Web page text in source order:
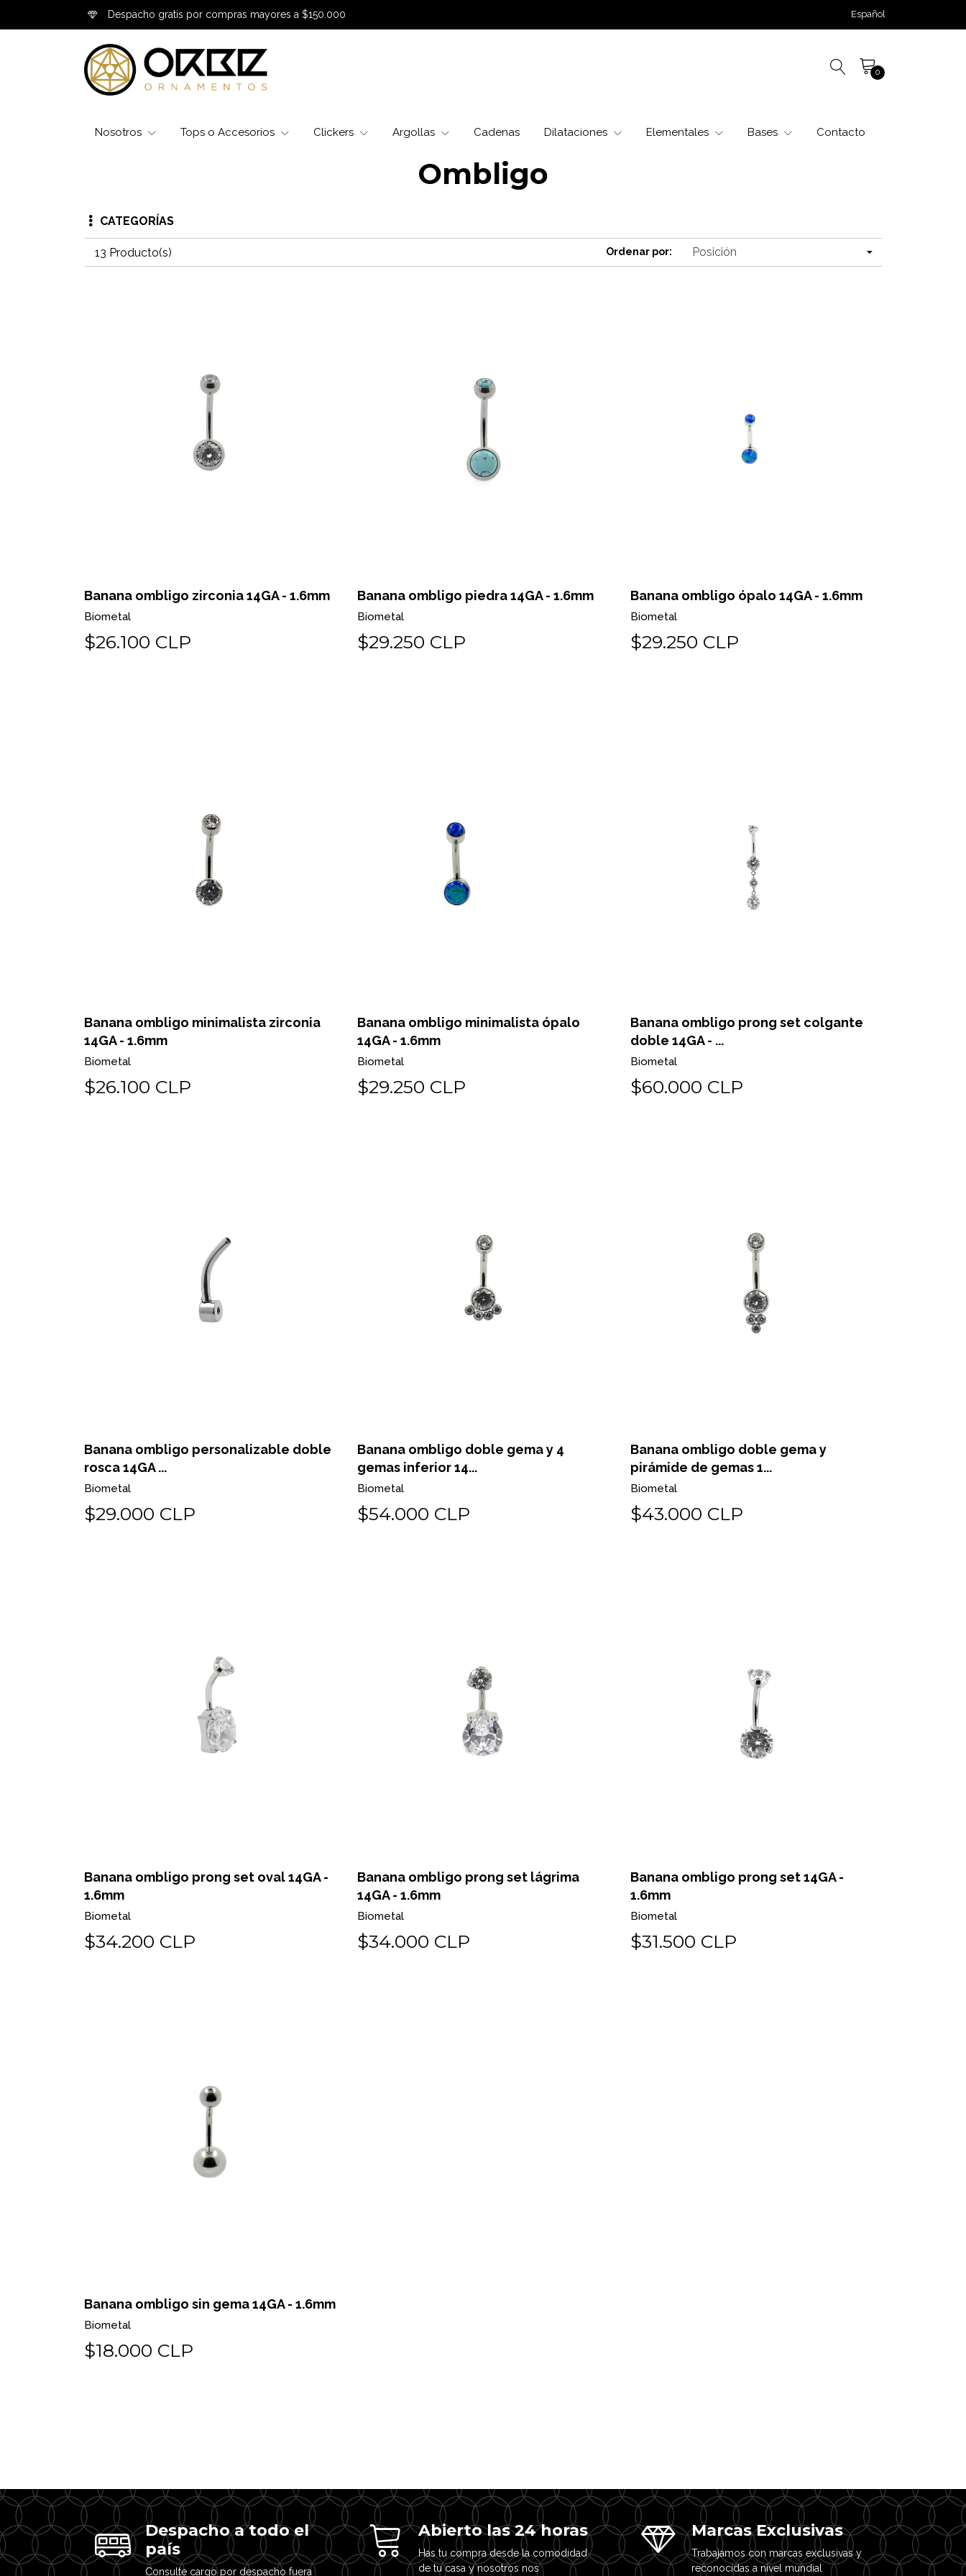
Despacho gratis por compras mayores a $150.000 Español
0
Nosotros Tops o Accesorios Clickers Argollas Cadenas Dilataciones Elementales Bases Contacto
Ombligo
CATEGORÍAS
13 Producto(s) Ordenar por:
Banana ombligo zirconia 14GA - 1.6mm
Biometal
$26.100 CLP
Banana ombligo piedra 14GA - 1.6mm
Biometal
$29.250 CLP
Banana ombligo ópalo 14GA - 1.6mm
Biometal
$29.250 CLP
Banana ombligo minimalista zirconia
14GA - 1.6mm
Biometal
$26.100 CLP
Banana ombligo minimalista ópalo
14GA - 1.6mm
Biometal
$29.250 CLP
Banana ombligo prong set colgante
doble 14GA - ...
Biometal
$60.000 CLP
Banana ombligo personalizable doble
rosca 14GA ...
Biometal
$29.000 CLP
Banana ombligo doble gema y 4
gemas inferior 14...
Biometal
$54.000 CLP
Banana ombligo doble gema y
pirámide de gemas 1...
Biometal
$43.000 CLP
Banana ombligo prong set oval 14GA -
1.6mm
Biometal
$34.200 CLP
Banana ombligo prong set lágrima
14GA - 1.6mm
Biometal
$34.000 CLP
Banana ombligo prong set 14GA -
1.6mm
Biometal
$31.500 CLP
Banana ombligo sin gema 14GA - 1.6mm
Biometal
$18.000 CLP
Despacho a todo el
país
Consulte cargo por despacho fuera
Abierto las 24 horas
Has tu compra desde la comodidad
de tu casa y nosotros nos
Marcas Exclusivas
Trabajamos con marcas exclusivas y
reconocidas a nivel mundial